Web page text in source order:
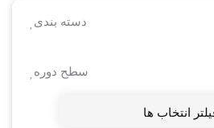
دسته بندی
سطح دوره
انتخاب ها